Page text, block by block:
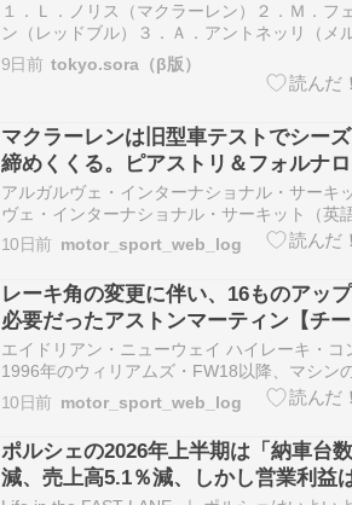
１．Ｌ．ノリス（マクラーレン）２．Ｍ．フ
ン（レッドブル）３．Ａ．アントネッリ（メ
４．Ｃ．ルクレール（フェラーリ）５．Ｌ．
（フェラーリ）６．Ｉ．ハジャー（レッドブ
ラッセル（メルセデス）８．Ｌ．ローソン（
9日前 tokyo.sora（β版）
マクラーレンは旧型車テストでシー
締めくくる。ピアストリ＆フォルナ
ルティマオ初走行
アルガルヴェ・インターナショナル・サーキ
ヴェ・インターナショナル・サーキット（英
International Circuit）は、ポルトガル南部ア
方にあるサーキット。 正式名称は、アウトー
テルナシオナル・ド・アルガルヴェ…
10日前 motor_sport_web_log
レーキ角の変更に伴い、16ものアッ
必要だったアストンマーティン【チ
ーカス／F1第11戦】
エイドリアン・ニューウェイ ハイレーキ・コ
1996年のウィリアムズ・FW18以降、マシン
車高を低く、リアの車高を比較的高く取り、
前傾姿勢になる「高レーキ角（ハイレーキ）
トとして取り入れている。ニューウェイは
64キロバ…
10日前 motor_sport_web_log
ポルシェの2026年上半期は「納車台
減、売上高5.1％減、しかし営業利益